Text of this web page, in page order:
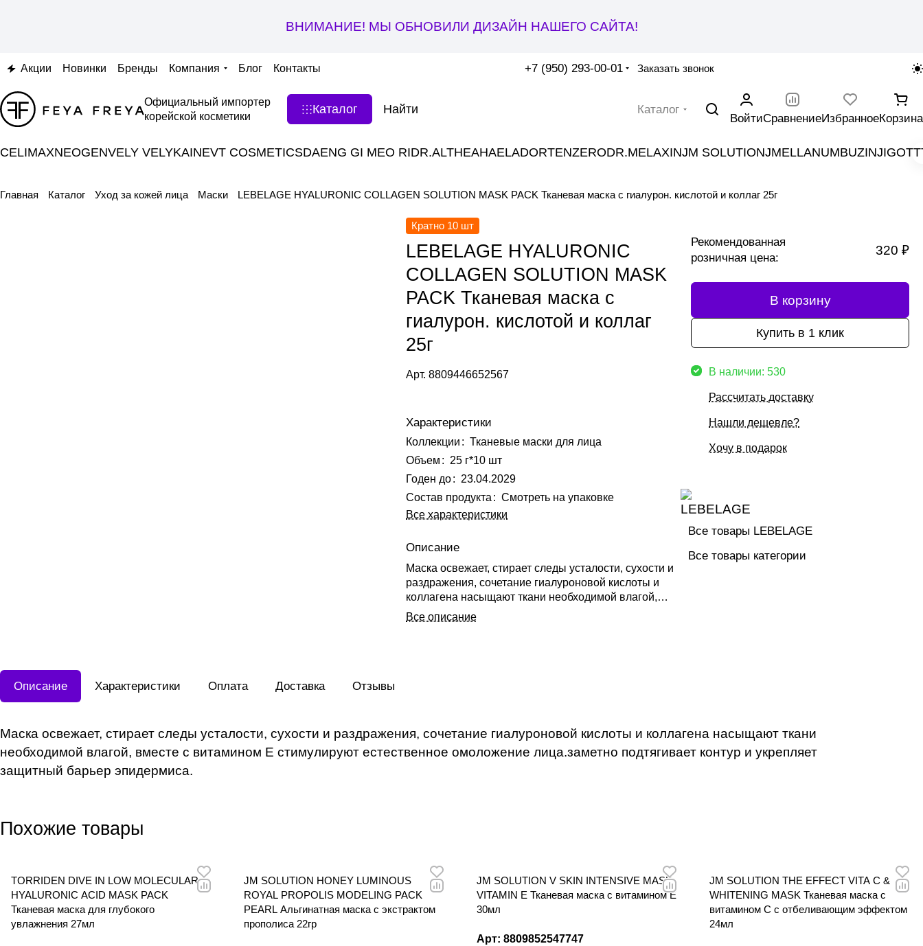
ВНИМАНИЕ! МЫ ОБНОВИЛИ ДИЗАЙН НАШЕГО САЙТА!
Акции Новинки Бренды Компания Блог Контакты +7 (950) 293-00-01 Заказать звонок
Официальный импортер
корейской косметики
Каталог Каталог
ВойтиСравнениеИзбранноеКорзина
CELIMAXNEOGENVELY VELYKAINEVT COSMETICSDAENG GI MEO RIDR.ALTHEAHAELADORTENZERODR.MELAXINJM SOLUTIONJMELLANUMBUZINJIGOTT
Главная Каталог Уход за кожей лица Маски LEBELAGE HYALURONIC COLLAGEN SOLUTION MASK PACK Тканевая маска с гиалурон. кислотой и коллаг 25г
Кратно 10 шт
LEBELAGE HYALURONIC
COLLAGEN SOLUTION MASK
PACK Тканевая маска с
гиалурон. кислотой и коллаг
25г
Арт.8809446652567
Характеристики
Коллекции : Тканевые маски для лица
Объем : 25 г*10 шт
Годен до: 23.04.2029
Состав продукта : Смотреть на упаковке
Все характеристики
Описание
Маска освежает, стирает следы усталости, сухости и
раздражения, сочетание гиалуроновой кислоты и
коллагена насыщают ткани необходимой влагой,
вместе с витамином E стимулируют естественное
омоложение лица.заметно подтягивает контур и
Все описание
Рекомендованная
розничная цена:
320 ₽
В корзину
Купить в 1 клик
В наличии: 530
Рассчитать доставку
Нашли дешевле?
Хочу в подарок
Все товары LEBELAGE
Все товары категории
Описание Характеристики Оплата Доставка Отзывы
Маска освежает, стирает следы усталости, сухости и раздражения, сочетание гиалуроновой кислоты и коллагена насыщают ткани
необходимой влагой, вместе с витамином E стимулируют естественное омоложение лица.заметно подтягивает контур и укрепляет
защитный барьер эпидермиса.
Похожие товары
TORRIDEN DIVE IN LOW MOLECULAR
HYALURONIC ACID MASK PACK
Тканевая маска для глубокого
увлажнения 27мл
JM SOLUTION HONEY LUMINOUS
ROYAL PROPOLIS MODELING PACK
PEARL Альгинатная маска с экстрактом
прополиса 22гр
JM SOLUTION V SKIN INTENSIVE MASK
VITAMIN E Тканевая маска с витамином Е
30мл
Арт: 8809852547747
JM SOLUTION THE EFFECT VITA C &
WHITENING MASK Тканевая маска с
витамином С с отбеливающим эффектом
24мл